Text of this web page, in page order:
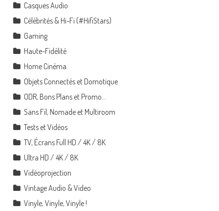
Casques Audio
Célébrités & Hi-Fi (#HifiStars)
Gaming
Haute-Fidélité
Home Cinéma
Objets Connectés et Domotique
ODR, Bons Plans et Promo…
Sans Fil, Nomade et Multiroom
Tests et Vidéos
TV, Écrans Full HD / 4K / 8K
Ultra HD / 4K / 8K
Vidéoprojection
Vintage Audio & Video
Vinyle, Vinyle, Vinyle !